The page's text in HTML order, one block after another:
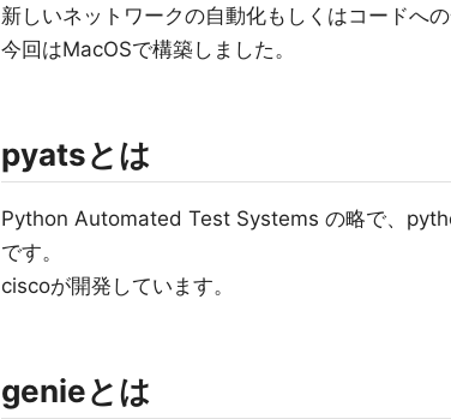
新しいネットワークの自動化もしくはコードへ
今回はMacOSで構築しました。
pyatsとは
Python Automated Test Systems の略で、
です。
ciscoが開発しています。
genieとは